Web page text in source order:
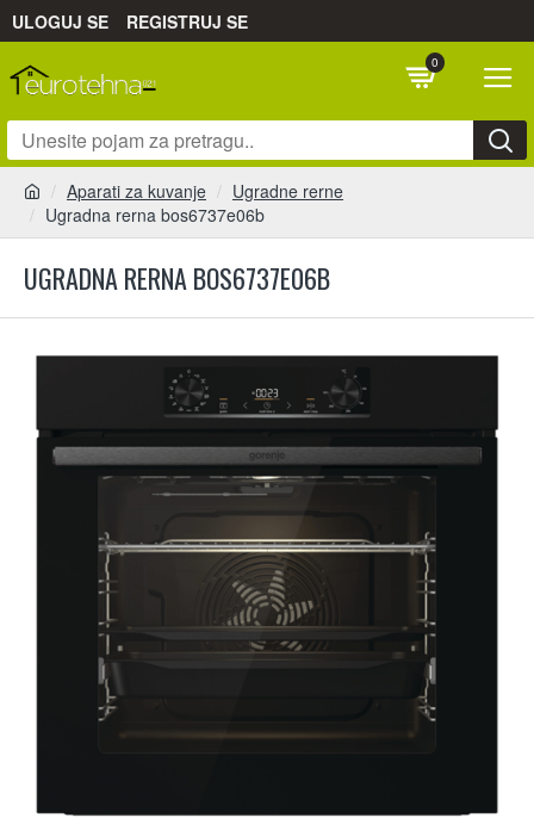
ULOGUJ SE REGISTRUJ SE
0
Aparati za kuvanje
Ugradne rerne
Ugradna rerna bos6737e06b
UGRADNA RERNA BOS6737E06B